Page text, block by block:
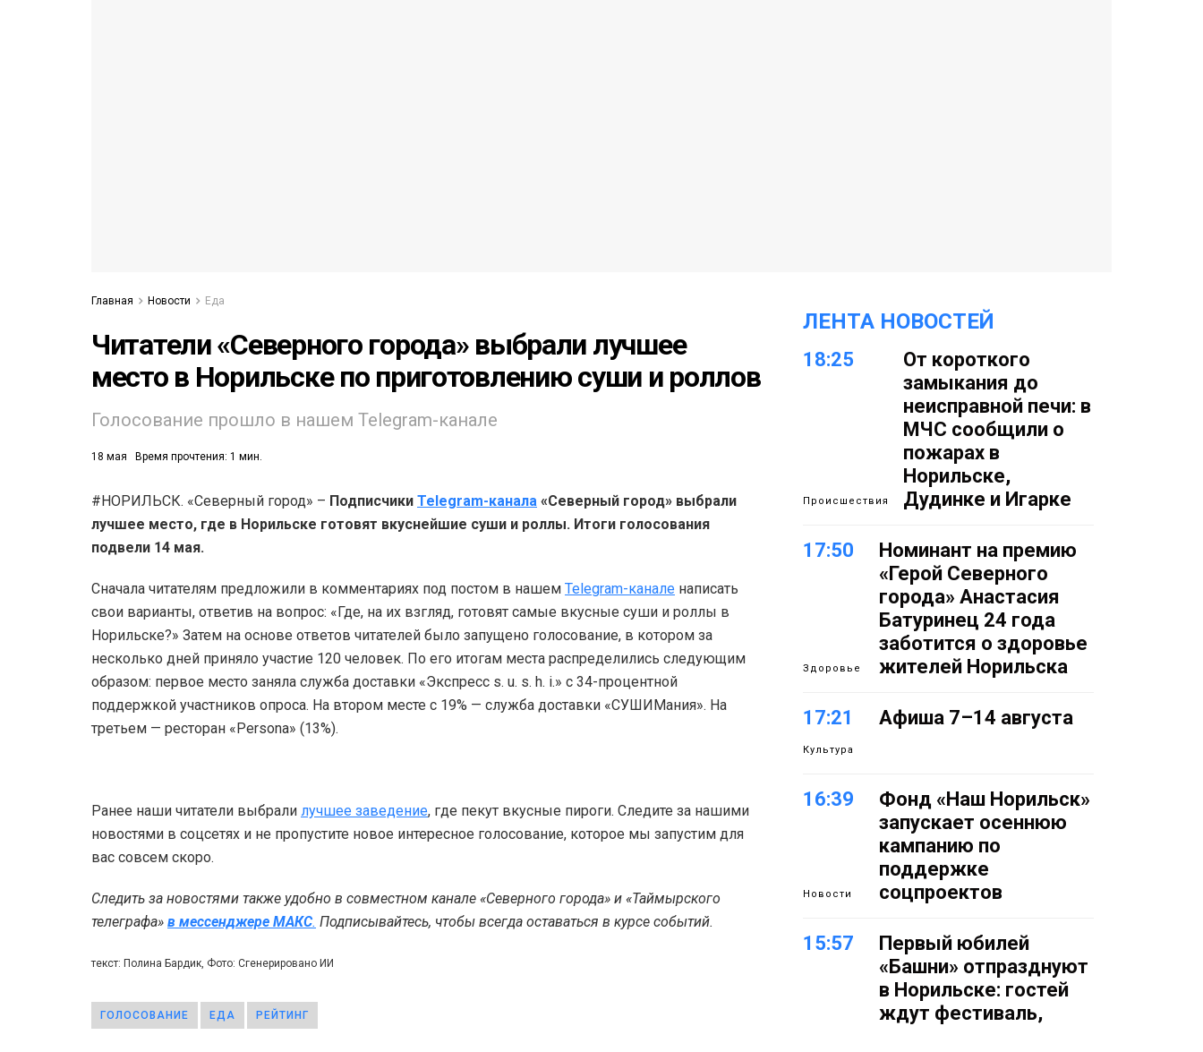
Главная Новости Еда
Читатели «Северного города» выбрали лучшее
место в Норильске по приготовлению суши и роллов
Голосование прошло в нашем Telegram-канале
18 мая Время прочтения: 1 мин.
#НОРИЛЬСК. «Северный город» – Подписчики Telegram-канала «Северный город» выбрали
лучшее место, где в Норильске готовят вкуснейшие суши и роллы. Итоги голосования
подвели 14 мая.
Сначала читателям предложили в комментариях под постом в нашем Telegram-канале написать
свои варианты, ответив на вопрос: «Где, на их взгляд, готовят самые вкусные суши и роллы в
Норильске?» Затем на основе ответов читателей было запущено голосование, в котором за
несколько дней приняло участие 120 человек. По его итогам места распределились следующим
образом: первое место заняла служба доставки «Экспресс s. u. s. h. i.» с 34-процентной
поддержкой участников опроса. На втором месте с 19% — служба доставки «СУШИМания». На
третьем — ресторан «Persona» (13%).
Ранее наши читатели выбрали лучшее заведение, где пекут вкусные пироги. Следите за нашими
новостями в соцсетях и не пропустите новое интересное голосование, которое мы запустим для
вас совсем скоро.
Следить за новостями также удобно в совместном канале «Северного города» и «Таймырского
телеграфа» в мессенджере MAКС. Подписывайтесь, чтобы всегда оставаться в курсе событий.
текст: Полина Бардик, Фото: Сгенерировано ИИ
ГОЛОСОВАНИЕ ЕДА РЕЙТИНГ
ЛЕНТА НОВОСТЕЙ
18:25
Происшествия
От короткого
замыкания до
неисправной печи: в
МЧС сообщили о
пожарах в
Норильске,
Дудинке и Игарке
17:50
Здоровье
Номинант на премию
«Герой Северного
города» Анастасия
Батуринец 24 года
заботится о здоровье
жителей Норильска
17:21
Культура
Афиша 7–14 августа
16:39
Новости
Фонд «Наш Норильск»
запускает осеннюю
кампанию по
поддержке
соцпроектов
15:57
Первый юбилей
«Башни» отпразднуют
в Норильске: гостей
ждут фестиваль,